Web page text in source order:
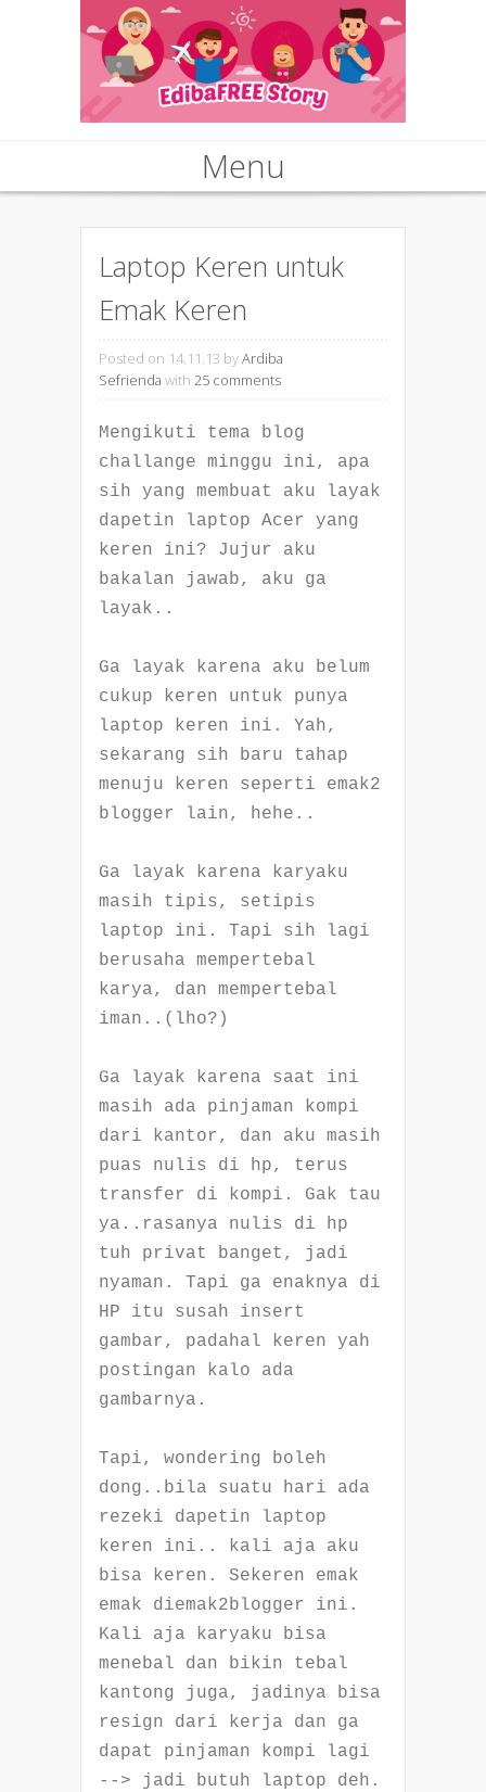
Menu
Laptop Keren untuk
Emak Keren
Posted on 14.11.13 byArdiba
Sefrienda with 25 comments
Mengikuti tema blog
challange minggu ini, apa
sih yang membuat aku layak
dapetin laptop Acer yang
keren ini? Jujur aku
bakalan jawab, aku ga
layak..
Ga layak karena aku belum
cukup keren untuk punya
laptop keren ini. Yah,
sekarang sih baru tahap
menuju keren seperti emak2
blogger lain, hehe..
Ga layak karena karyaku
masih tipis, setipis
laptop ini. Tapi sih lagi
berusaha mempertebal
karya, dan mempertebal
iman..(lho?)
Ga layak karena saat ini
masih ada pinjaman kompi
dari kantor, dan aku masih
puas nulis di hp, terus
transfer di kompi. Gak tau
ya..rasanya nulis di hp
tuh privat banget, jadi
nyaman. Tapi ga enaknya di
HP itu susah insert
gambar, padahal keren yah
postingan kalo ada
gambarnya.
Tapi, wondering boleh
dong..bila suatu hari ada
rezeki dapetin laptop
keren ini.. kali aja aku
bisa keren. Sekeren emak
emak diemak2blogger ini.
Kali aja karyaku bisa
menebal dan bikin tebal
kantong juga, jadinya bisa
resign dari kerja dan ga
dapat pinjaman kompi lagi
--> jadi butuh laptop deh.